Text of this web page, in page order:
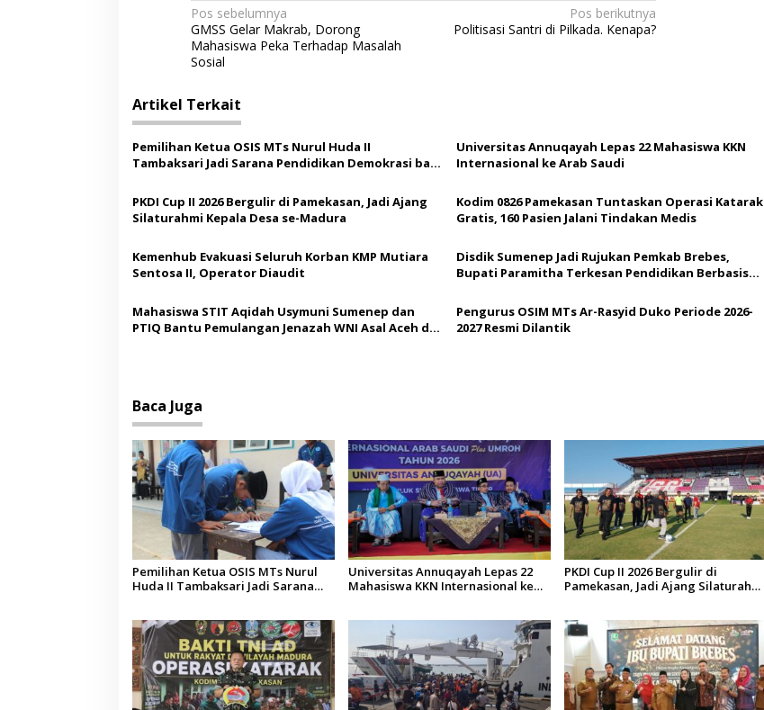
N
a
v
i
g
a
s
i
p
o
s
Pos sebelumnya
GMSS Gelar Makrab, Dorong
Mahasiswa Peka Terhadap Masalah
Sosial
Pos berikutnya
Politisasi Santri di Pilkada. Kenapa?
Artikel Terkait
Pemilihan Ketua OSIS MTs Nurul Huda II
Tambaksari Jadi Sarana Pendidikan Demokrasi bagi
Universitas Annuqayah Lepas 22 Mahasiswa KKN
Internasional ke Arab Saudi
PKDI Cup II 2026 Bergulir di Pamekasan, Jadi Ajang
Silaturahmi Kepala Desa se-Madura
Kodim 0826 Pamekasan Tuntaskan Operasi Katarak
Gratis, 160 Pasien Jalani Tindakan Medis
Kemenhub Evakuasi Seluruh Korban KMP Mutiara
Sentosa II, Operator Diaudit
Disdik Sumenep Jadi Rujukan Pemkab Brebes,
Bupati Paramitha Terkesan Pendidikan Berbasis
Mahasiswa STIT Aqidah Usymuni Sumenep dan
PTIQ Bantu Pemulangan Jenazah WNI Asal Aceh di
Pengurus OSIM MTs Ar-Rasyid Duko Periode 2026-
2027 Resmi Dilantik
Baca Juga
Pemilihan Ketua OSIS MTs Nurul
Huda II Tambaksari Jadi Sarana
Universitas Annuqayah Lepas 22
Mahasiswa KKN Internasional ke
PKDI Cup II 2026 Bergulir di
Pamekasan, Jadi Ajang Silaturahmi